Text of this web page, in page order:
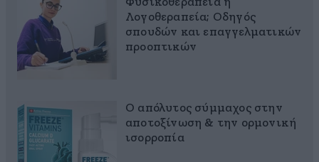
Φυσικοθεραπεία ή
Λογοθεραπεία; Οδηγός
σπουδών και επαγγελματικών
προοπτικών
Ο απόλυτος σύμμαχος στην
αποτοξίνωση & την ορμονική
ισορροπία